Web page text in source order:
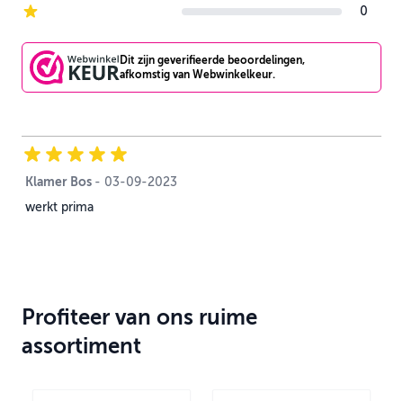
1-star reviews
0
Dit zijn geverifieerde beoordelingen,
afkomstig van Webwinkelkeur.
Klamer Bos - 3 september 2023
03-09-2023
werkt prima
Profiteer van ons ruime
assortiment